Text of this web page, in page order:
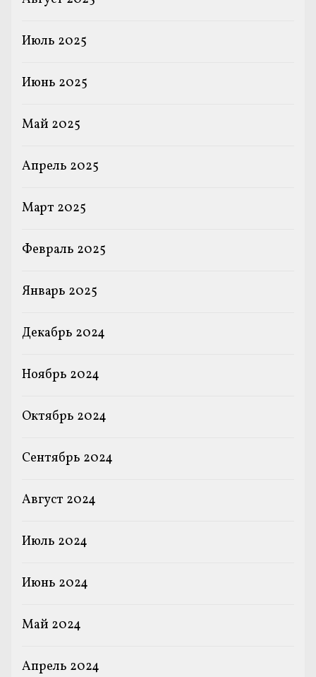
Июль 2025
Июнь 2025
Май 2025
Апрель 2025
Март 2025
Февраль 2025
Январь 2025
Декабрь 2024
Ноябрь 2024
Октябрь 2024
Сентябрь 2024
Август 2024
Июль 2024
Июнь 2024
Май 2024
Апрель 2024